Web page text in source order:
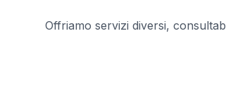
Offriamo servizi diversi,